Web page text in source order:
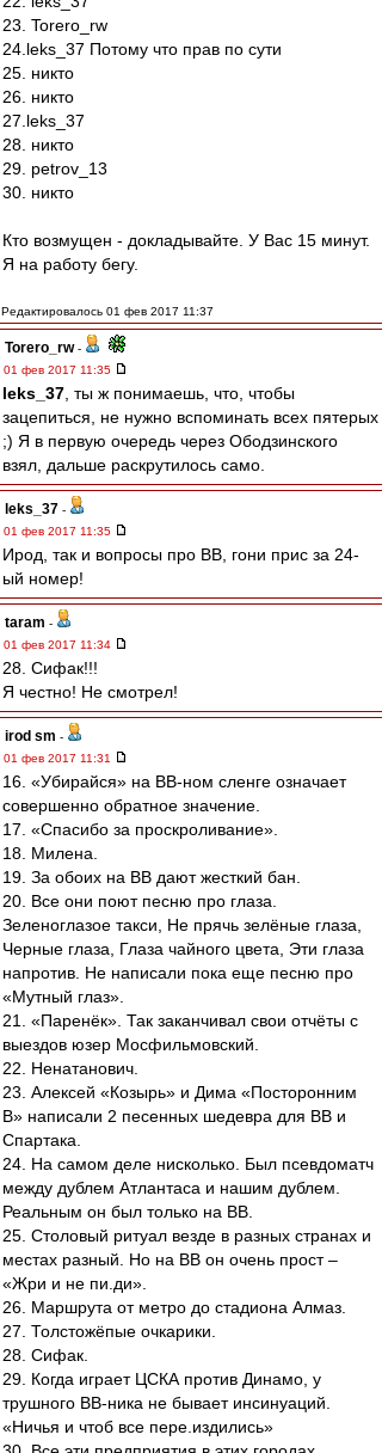
23. Torero_rw
24.leks_37 Потому что прав по сути
25. никто
26. никто
27.leks_37
28. никто
29. petrov_13
30. никто
Кто возмущен - докладывайте. У Вас 15 минут.
Я на работу бегу.
Редактировалось 01 фев 2017 11:37
Torero_rw-
01 фев 2017 11:35
leks_37 , ты ж понимаешь, что, чтобы
зацепиться, не нужно вспоминать всех пятерых
;) Я в первую очередь через Ободзинского
взял, дальше раскрутилось само.
leks_37 -
01 фев 2017 11:35
Ирод, так и вопросы про ВВ, гони прис за 24-
ый номер!
taram -
01 фев 2017 11:34
28. Сифак!!!
Я честно! Не смотрел!
irod sm -
01 фев 2017 11:31
16. «Убирайся» на ВВ-ном сленге означает
совершенно обратное значение.
17. «Спасибо за проскроливание».
18. Милена.
19. За обоих на ВВ дают жесткий бан.
20. Все они поют песню про глаза.
Зеленоглазое такси, Не прячь зелёные глаза,
Черные глаза, Глаза чайного цвета, Эти глаза
напротив. Не написали пока еще песню про
«Мутный глаз».
21. «Паренёк». Так заканчивал свои отчёты с
выездов юзер Мосфильмовский.
22. Ненатанович.
23. Алексей «Козырь» и Дима «Посторонним
В» написали 2 песенных шедевра для ВВ и
Спартака.
24. На самом деле нисколько. Был псевдоматч
между дублем Атлантаса и нашим дублем.
Реальным он был только на ВВ.
25. Столовый ритуал везде в разных странах и
местах разный. Но на ВВ он очень прост –
«Жри и не пи.ди».
26. Маршрута от метро до стадиона Алмаз.
27. Толстожёпые очкарики.
28. Сифак.
29. Когда играет ЦСКА против Динамо, у
трушного ВВ-ника не бывает инсинуаций.
«Ничья и чтоб все пере.издились»